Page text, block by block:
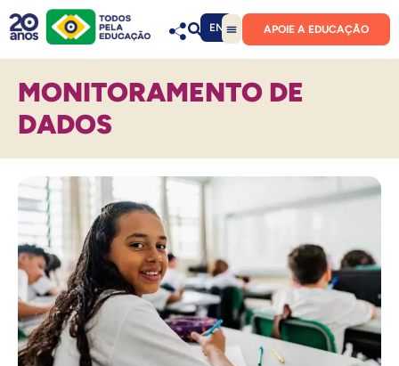
EN APOIE A EDUCAÇÃO
MONITORAMENTO DE
DADOS